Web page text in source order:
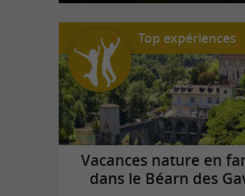
Top expériences
Vacances nature en
dans le Béarn des